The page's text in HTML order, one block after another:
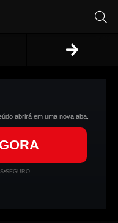
abrirá em uma nova aba.
•SEGURO